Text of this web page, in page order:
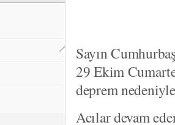
Sayın
29 Ekim
deprem
Acılar devam